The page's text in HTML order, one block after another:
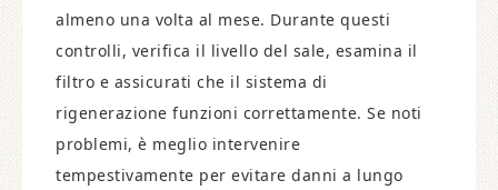
almeno una volta al mese. Durante questi
controlli, verifica il livello del sale, esamina il
filtro e assicurati che il sistema di
rigenerazione funzioni correttamente. Se noti
problemi, è meglio intervenire
tempestivamente per evitare danni a lungo